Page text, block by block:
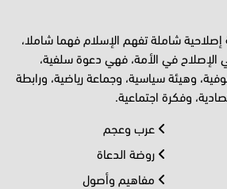
شاملة تفهم الإسلام فهما شاملا،
في الأمة، فهي دعوة سلفية،
وهيئة سياسية، وجماعة رياضية، ورابطة
وفكرة اجتماعية.
عرب وعجم
روضة الدعاة
مفاهيم وأصول